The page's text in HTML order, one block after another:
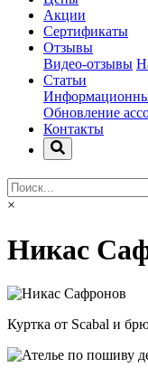
Акции
Сертификаты
Отзывы
Видео-отзывы
Статьи
Обновление
Контакты
×
Никас
Куртка от Scabal и